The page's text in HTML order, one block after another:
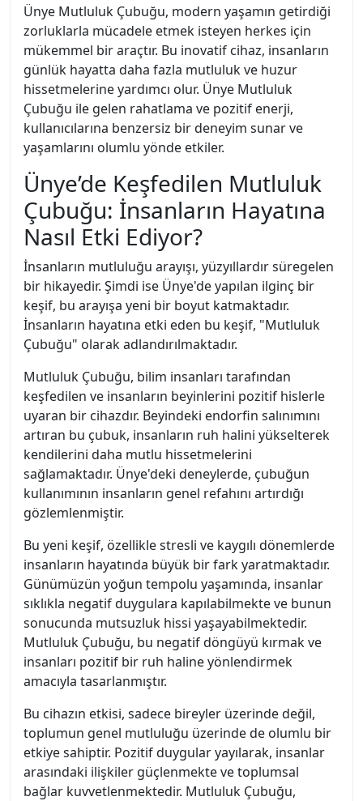
Ünye Mutluluk Çubuğu, modern yaşamın getirdiği
zorluklarla mücadele etmek isteyen herkes için
mükemmel bir araçtır. Bu inovatif cihaz, insanların
günlük hayatta daha fazla mutluluk ve huzur
hissetmelerine yardımcı olur. Ünye Mutluluk
Çubuğu ile gelen rahatlama ve pozitif enerji,
kullanıcılarına benzersiz bir deneyim sunar ve
yaşamlarını olumlu yönde etkiler.
Ünye’de Keşfedilen Mutluluk
Çubuğu: İnsanların Hayatına
Nasıl Etki Ediyor?
İnsanların mutluluğu arayışı, yüzyıllardır süregelen
bir hikayedir. Şimdi ise Ünye'de yapılan ilginç bir
keşif, bu arayışa yeni bir boyut katmaktadır.
İnsanların hayatına etki eden bu keşif, "Mutluluk
Çubuğu" olarak adlandırılmaktadır.
Mutluluk Çubuğu, bilim insanları tarafından
keşfedilen ve insanların beyinlerini pozitif hislerle
uyaran bir cihazdır. Beyindeki endorfin salınımını
artıran bu çubuk, insanların ruh halini yükselterek
kendilerini daha mutlu hissetmelerini
sağlamaktadır. Ünye'deki deneylerde, çubuğun
kullanımının insanların genel refahını artırdığı
gözlemlenmiştir.
Bu yeni keşif, özellikle stresli ve kaygılı dönemlerde
insanların hayatında büyük bir fark yaratmaktadır.
Günümüzün yoğun tempolu yaşamında, insanlar
sıklıkla negatif duygulara kapılabilmekte ve bunun
sonucunda mutsuzluk hissi yaşayabilmektedir.
Mutluluk Çubuğu, bu negatif döngüyü kırmak ve
insanları pozitif bir ruh haline yönlendirmek
amacıyla tasarlanmıştır.
Bu cihazın etkisi, sadece bireyler üzerinde değil,
toplumun genel mutluluğu üzerinde de olumlu bir
etkiye sahiptir. Pozitif duygular yayılarak, insanlar
arasındaki ilişkiler güçlenmekte ve toplumsal
bağlar kuvvetlenmektedir. Mutluluk Çubuğu,